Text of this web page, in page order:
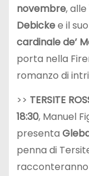
novembre, alle
Debickee il
cardinale de’
porta nella
romanzo di
>> TERSITE
18:30, Manuel
presenta
penna di